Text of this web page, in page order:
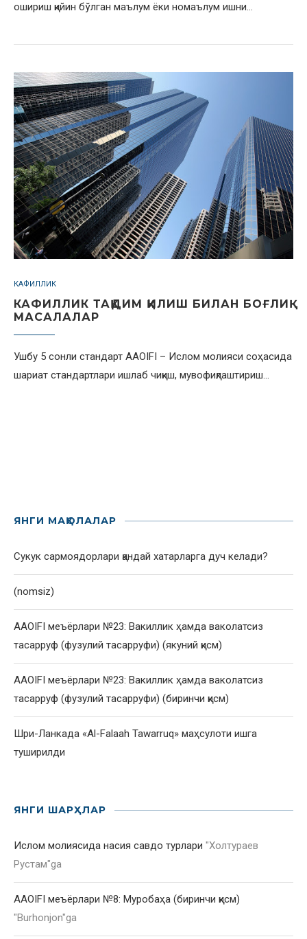
ошириш қийин бўлган маълум ёки номаълум ишни…
КАФИЛЛИК
КАФИЛЛИК ТАҚДИМ ҚИЛИШ БИЛАН БОҒЛИҚ
МАСАЛАЛАР
Ушбу 5 сонли стандарт AAOIFI – Ислом молияси соҳасида
шариат стандартлари ишлаб чиқиш, мувофиқлаштириш…
ЯНГИ МАҚОЛАЛАР
Сукук сармоядорлари қандай хатарларга дуч келади?
(nomsiz)
AAOIFI меъёрлари №23: Вакиллик ҳамда ваколатсиз
тасарруф (фузулий тасарруфи) (якуний қисм)
AAOIFI меъёрлари №23: Вакиллик ҳамда ваколатсиз
тасарруф (фузулий тасарруфи) (биринчи қисм)
Шри-Ланкада «Al-Falaah Tawarruq» маҳсулоти ишга
туширилди
ЯНГИ ШАРҲЛАР
Ислом молиясида насия савдо турлари "Холтураев
Рустам"ga
AAOIFI меъёрлари №8: Муробаҳа (биринчи қисм)
"Burhonjon"ga